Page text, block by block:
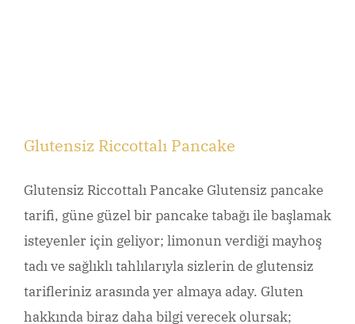
Glutensiz Riccottalı Pancake
Glutensiz Riccottalı Pancake Glutensiz pancake
tarifi, güne güzel bir pancake tabağı ile başlamak
isteyenler için geliyor; limonun verdiği mayhoş
tadı ve sağlıklı tahlılarıyla sizlerin de glutensiz
tarifleriniz arasında yer almaya aday. Gluten
hakkında biraz daha bilgi verecek olursak;